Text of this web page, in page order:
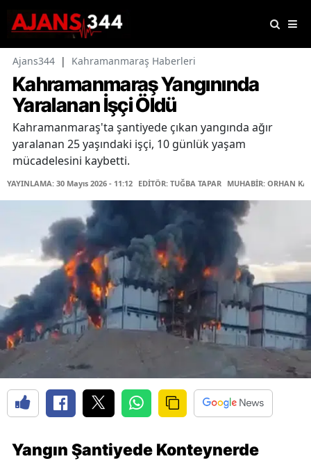
Ajans344 | Kahramanmaraş Haberleri
Kahramanmaraş Yangınında
Yaralanan İşçi Öldü
Kahramanmaraş'ta şantiyede çıkan yangında ağır
yaralanan 25 yaşındaki işçi, 10 günlük yaşam
mücadelesini kaybetti.
YAYINLAMA: 30 Mayıs 2026 - 11:12 EDİTÖR: TUĞBA TAPAR MUHABİR: ORHAN
Yangın Şantiyede Konteynerde